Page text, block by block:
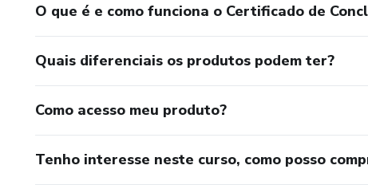
O que é e como funciona o Certificado de
Quais diferenciais os produtos podem ter?
Como acesso meu produto?
Tenho interesse neste curso, como posso